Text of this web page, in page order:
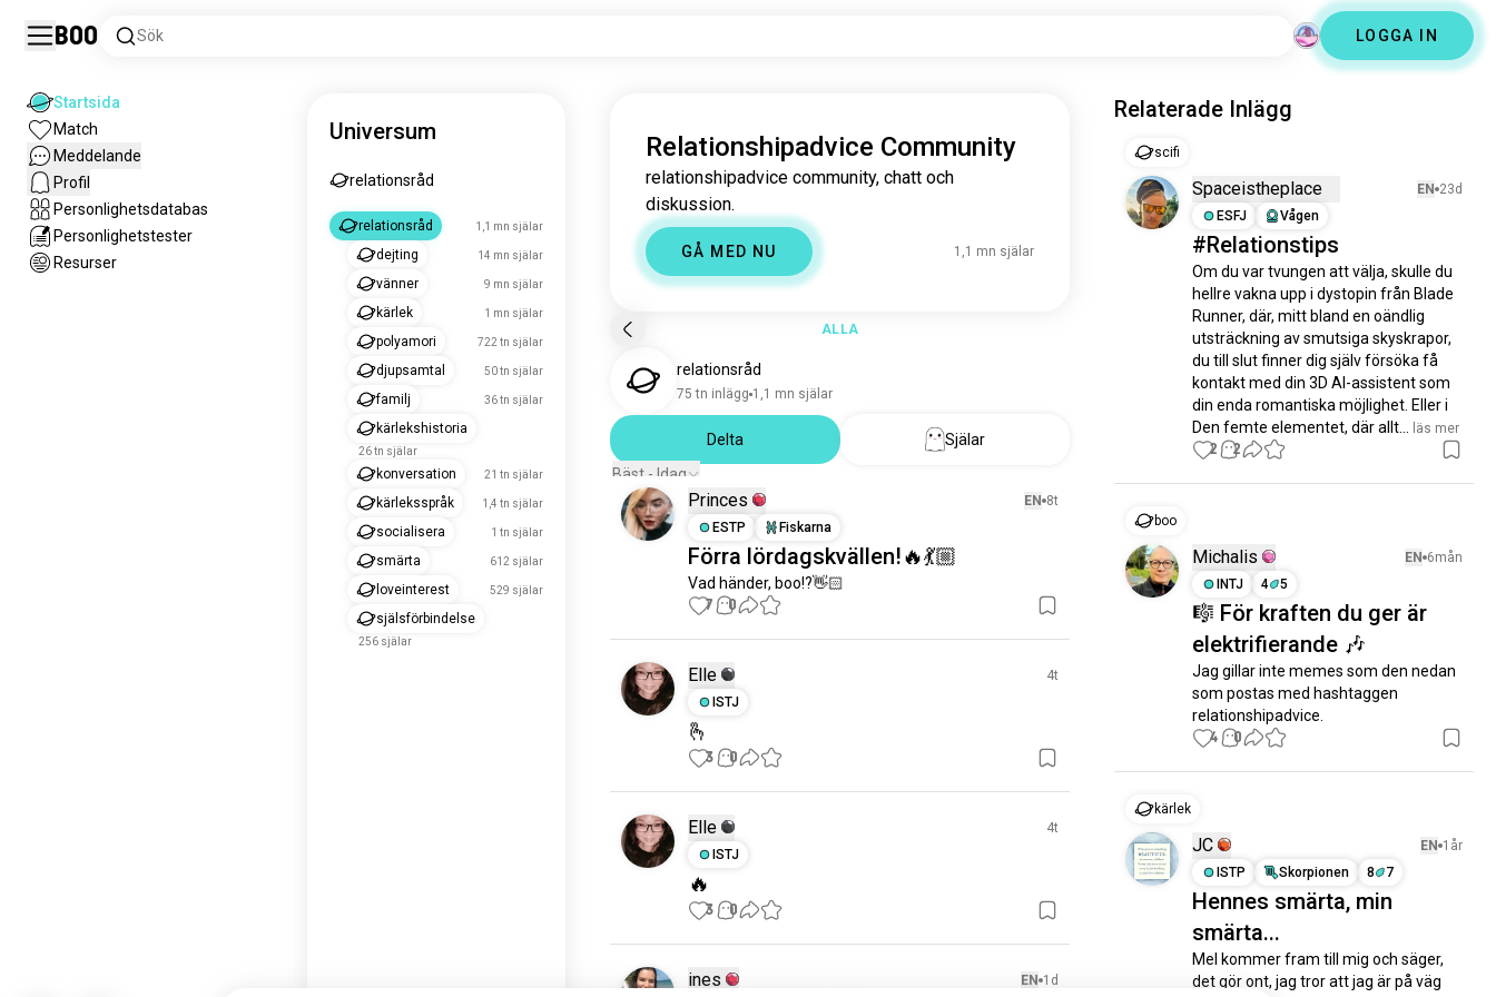
Boo Sök LOGGA IN
Startsida
Match
Meddelande
Profil
Personlighetsdatabas
Personlighetstester
Resurser
Universum
relationsråd
relationsråd 1,1 mn själar
dejting 14 mn själar
vänner 9 mn själar
kärlek 1 mn själar
polyamori 722 tn själar
djupsamtal 50 tn själar
familj 36 tn själar
kärlekshistoria
26 tn själar
konversation 21 tn själar
kärleksspråk 1,4 tn själar
socialisera 1 tn själar
smärta 612 själar
loveinterest 529 själar
själsförbindelse
256 själar
Relationshipadvice Community
relationshipadvice community, chatt och
diskussion.
GÅ MED NU 1,1 mn själar
ALLA
relationsråd
75 tn inlägg 1,1 mn själar
Delta
Själar
Bäst - Idag
Princes EN 8t
ESTP
Fiskarna
Förra lördagskvällen!🔥💃🏼
Vad händer, boo!?👋🏻
7 0
Elle
4t
ISTJ
🫰
3 0
Elle
4t
ISTJ
🔥
3 0
ines EN 1d
Relaterade Inlägg
scifi
Spaceistheplace EN 23d
ESFJ
Vågen
#Relationstips
Om du var tvungen att välja, skulle du
hellre vakna upp i dystopin från Blade
Runner, där, mitt bland en oändlig
utsträckning av smutsiga skyskrapor,
du till slut finner dig själv försöka få
kontakt med din 3D AI-assistent som
din enda romantiska möjlighet. Eller i
Den femte elementet, där allt...
läs mer
2 2
boo
Michalis EN 6mån
INTJ
4 5
🎼 För kraften du ger är
elektrifierande 🎶
Jag gillar inte memes som den nedan
som postas med hashtaggen
relationshipadvice.
4 0
kärlek
JC EN 1år
ISTP
Skorpionen 8 7
Hennes smärta, min
smärta...
Mel kommer fram till mig och säger,
det gör ont, jag tror att jag är på väg